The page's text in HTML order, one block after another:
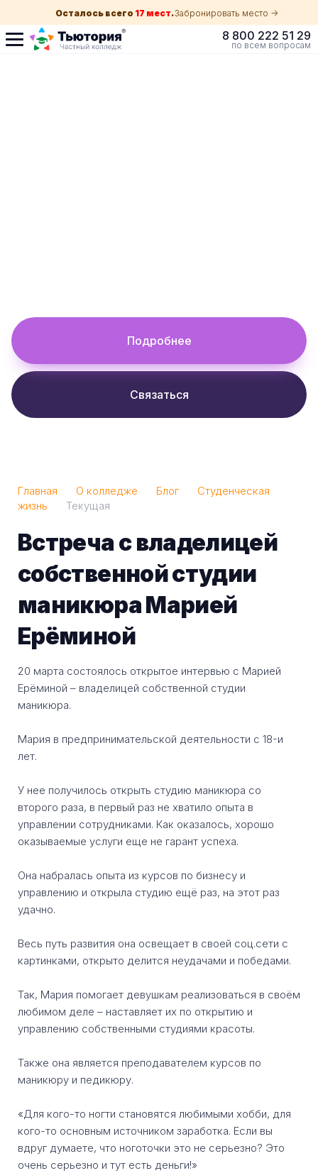
Осталось всего 17 мест.Забронировать место ->
8 800 222 51 29
по всем вопросам
Подробнее
Связаться
Главная О колледже Блог
Студенческая
жизнь
Текущая
Встреча с владелицей
собственной студии
маникюра Марией
Ерёминой
20 марта состоялось открытое интервью с Марией
Ерёминой – владелицей собственной студии
маникюра.
Мария в предпринимательской деятельности с 18-и
лет.
У нее получилось открыть студию маникюра со
второго раза, в первый раз не хватило опыта в
управлении сотрудниками. Как оказалось, хорошо
оказываемые услуги еще не гарант успеха.
Она набралась опыта из курсов по бизнесу и
управлению и открыла студию ещё раз, на этот раз
удачно.
Весь путь развития она освещает в своей соц.сети с
картинками, открыто делится неудачами и победами.
Так, Мария помогает девушкам реализоваться в своём
любимом деле – наставляет их по открытию и
управлению собственными студиями красоты.
Также она является преподавателем курсов по
маникюру и педикюру.
«Для кого-то ногти становятся любимыми хобби, для
кого-то основным источником заработка. Если вы
вдруг думаете, что ноготочки это не серьезно? Это
очень серьезно и тут есть деньги!»